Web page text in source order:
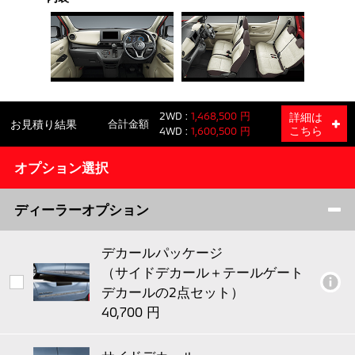
お見積り結果 合計金額
2WD
4WD
詳細は
こちら
オプション選択
ディーラーオプション
デカールパッケージ
（サイドデカール＋テールゲート
デカールの2点セット）